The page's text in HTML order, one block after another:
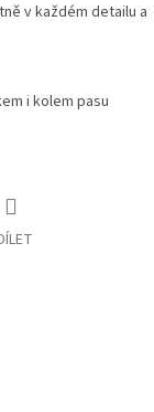
v každém detailu
i kolem pasu